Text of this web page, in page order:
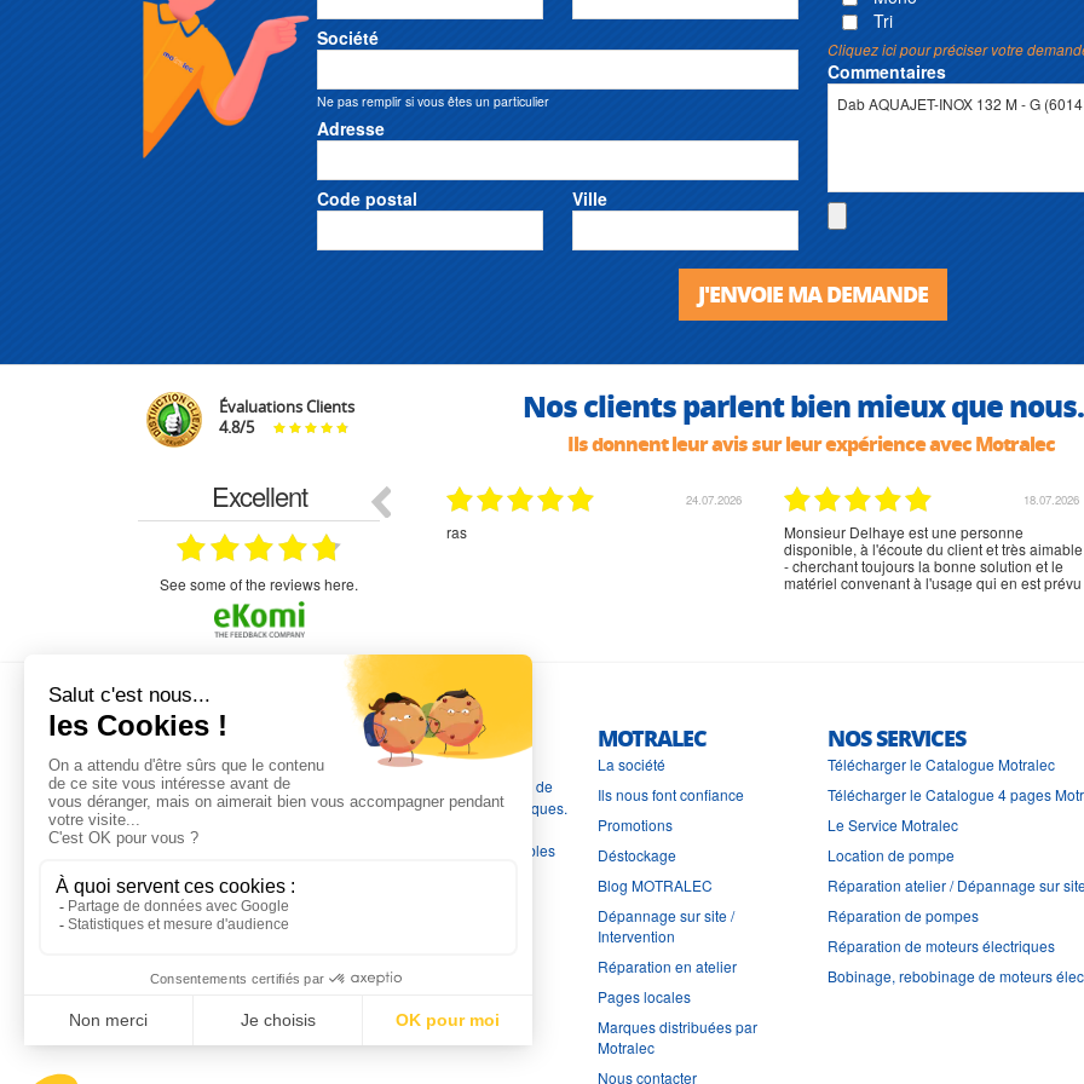
Société
Ne pas remplir si vous êtes un particulier
Adresse
Code postal Ville
Tri
Cliquez ici pour préciser votre
Commentaires
J'ENVOIE MA DEMANDE
Évaluations Clients
4.8/5 Nos clients parlent bien mieux que
Ils donnent leur avis sur leur expérience avec Motralec
Excellent
see some of the reviews here.
07.07.2026
bien rien a dire .what else
02.07.2026
RAS
02.07.2026
rien à signaler, très content
L'EXPERTISE MOTRALEC
Depuis 1976, nous sommes
les spécialistes numéro 1 en
Franceen pompes de relevage, station de relevage, pompe de
chauffage, suppression, forage, immergée et moteurs électriques.
Nous assurons
dépannage
, tout en travaillant avec les marques les plus fiables
MOTRALEC
La société
Ils nous font confiance
Promotions
Déstockage
Blog MOTRALEC
Dépannage sur site /
Intervention
Réparation en atelier
Pages locales
Marques distribuées par
Motralec
Nous contacter
NOS SERVICES
Télécharger le Catalogue Motralec
Télécharger le Catalogue 4 pages
Le Service Motralec
Location de pompe
Réparation atelier / Dépannage sur
Réparation de pompes
Réparation de moteurs électriques
Bobinage, rebobinage de moteurs